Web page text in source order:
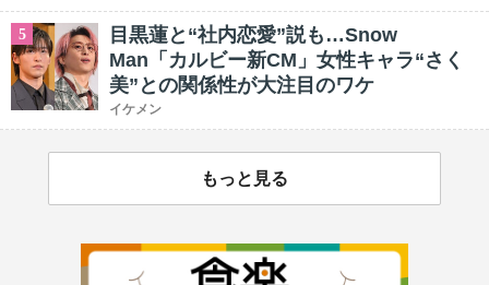
5
目黒蓮と“社内恋愛”説も…Snow
Man「カルビー新CM」女性キャラ“さく
美”との関係性が大注目のワケ
イケメン
もっと見る